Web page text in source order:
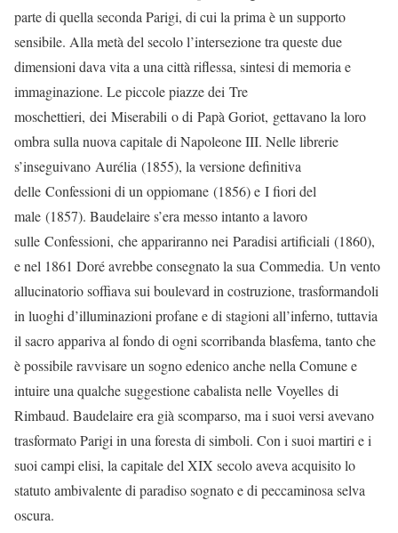
parte di quella seconda Parigi, di cui la prima è un supporto
sensibile. Alla metà del secolo l’intersezione tra queste due
dimensioni dava vita a una città riflessa, sintesi di memoria e
immaginazione. Le piccole piazze dei Tre
moschettieri, dei Miserabili o di Papà Goriot, gettavano la loro
ombra sulla nuova capitale di Napoleone III. Nelle librerie
s’inseguivano Aurélia (1855), la versione definitiva
delle Confessioni di un oppiomane (1856) e I fiori del
male (1857). Baudelaire s’era messo intanto a lavoro
sulle Confessioni, che appariranno nei Paradisi artificiali (1860),
e nel 1861 Doré avrebbe consegnato la sua Commedia. Un vento
allucinatorio soffiava sui boulevard in costruzione, trasformandoli
in luoghi d’illuminazioni profane e di stagioni all’inferno, tuttavia
il sacro appariva al fondo di ogni scorribanda blasfema, tanto che
è possibile ravvisare un sogno edenico anche nella Comune e
intuire una qualche suggestione cabalista nelle Voyelles di
Rimbaud. Baudelaire era già scomparso, ma i suoi versi avevano
trasformato Parigi in una foresta di simboli. Con i suoi martiri e i
suoi campi elisi, la capitale del XIX secolo aveva acquisito lo
statuto ambivalente di paradiso sognato e di peccaminosa selva
oscura.